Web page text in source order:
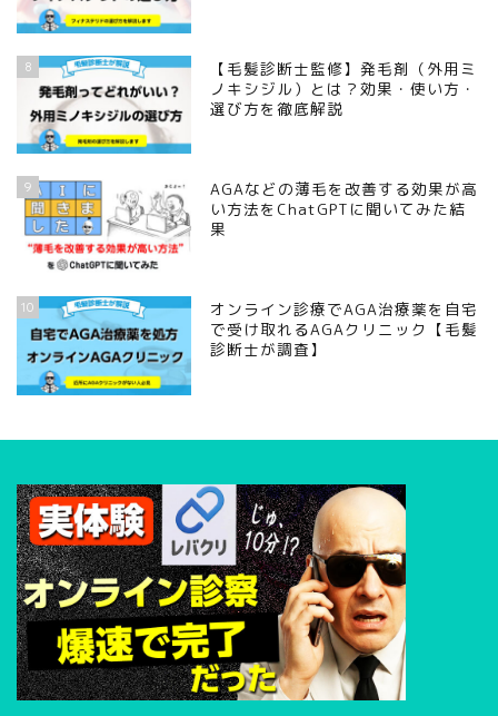
8
【毛髪診断士監修】発毛剤（外用ミ
ノキシジル）とは？効果・使い方・
選び方を徹底解説
9
AGAなどの薄毛を改善する効果が高
い方法をChatGPTに聞いてみた結
果
10
オンライン診療でAGA治療薬を自宅
で受け取れるAGAクリニック【毛髪
診断士が調査】